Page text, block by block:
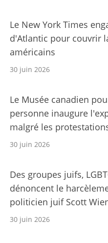
Le New York Times
d'Atlantic pour couvrir
américains
30 juin 2026
Le Musée canadien
personne inaugure
malgré les
30 juin 2026
Des groupes juifs,
dénoncent le
politicien juif Scott
30 juin 2026